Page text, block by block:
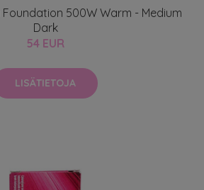
500W Warm - Medium
Dark
54 EUR
LISÄTIETOJA